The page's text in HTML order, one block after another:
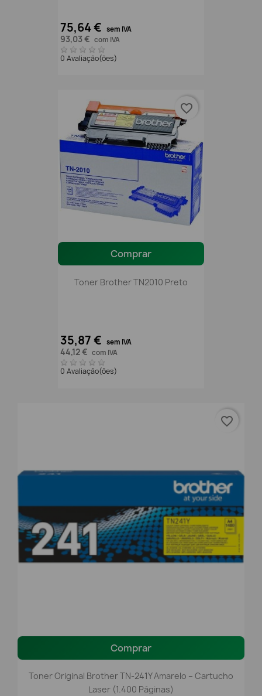
75,64 € sem IVA
93,03 € com IVA
0 Avaliação(ões)
Comprar
Toner Brother TN2010 Preto
35,87 € sem IVA
44,12 € com IVA
0 Avaliação(ões)
favorite_border
Comprar
Toner Original Brother TN-241Y Amarelo – Cartucho
Laser (1.400 Páginas)
favorite_border